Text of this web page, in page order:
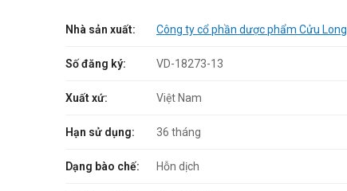
Nhà sản xuất: Công ty cổ phần dược phẩm Cửu Long
Số đăng ký: VD-18273-13
Xuất xứ: Việt Nam
Hạn sử dụng: 36 tháng
Dạng bào chế: Hỗn dịch